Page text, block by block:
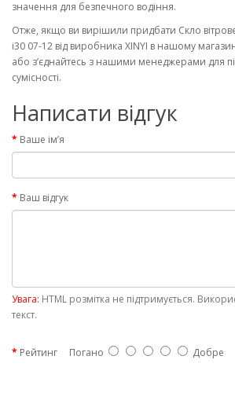
значення для безпечного водіння.
Отже, якщо ви вирішили придбати Скло вітрове
i30 07-12 від виробника XINYI в нашому
або з’єднайтесь з нашими менеджерами для
сумісності.
Написати відгук
Ваше ім’я
Ваш відгук
Увага: HTML розмітка не підтримується.
текст.
Рейтинг Погано Добре